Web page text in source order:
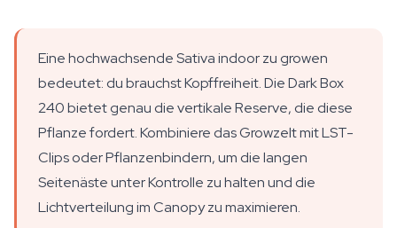
Eine hochwachsende Sativa indoor zu growen
bedeutet: du brauchst Kopffreiheit. Die Dark Box
240 bietet genau die vertikale Reserve, die diese
Pflanze fordert. Kombiniere das Growzelt mit LST-
Clips oder Pflanzenbindern, um die langen
Seitenäste unter Kontrolle zu halten und die
Lichtverteilung im Canopy zu maximieren.